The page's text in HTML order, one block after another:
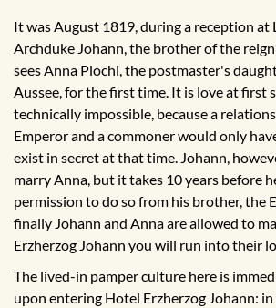
It was August 1819, during a reception at
Archduke Johann, the brother of the
sees Anna Plochl, the postmaster's
Aussee, for the first time. It is love at first
technically impossible, because a
Emperor and a commoner would only
exist in secret at that time. Johann,
marry Anna, but it takes 10 years before
permission to do so from his brother, the
finally Johann and Anna are allowed to
Erzherzog Johann you will run into their
The lived-in pamper culture here is
upon entering Hotel Erzherzog Johann: